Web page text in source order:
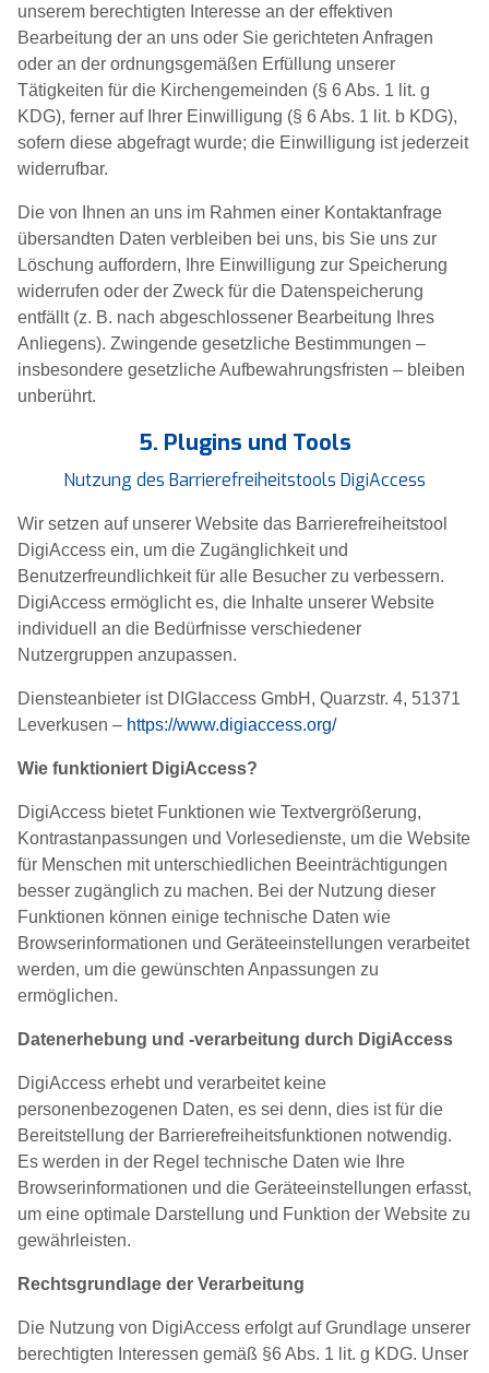
unserem berechtigten Interesse an der effektiven
Bearbeitung der an uns oder Sie gerichteten Anfragen
oder an der ordnungsgemäßen Erfüllung unserer
Tätigkeiten für die Kirchengemeinden (§ 6 Abs. 1 lit. g
KDG), ferner auf Ihrer Einwilligung (§ 6 Abs. 1 lit. b KDG),
sofern diese abgefragt wurde; die Einwilligung ist jederzeit
widerrufbar.
Die von Ihnen an uns im Rahmen einer Kontaktanfrage
übersandten Daten verbleiben bei uns, bis Sie uns zur
Löschung auffordern, Ihre Einwilligung zur Speicherung
widerrufen oder der Zweck für die Datenspeicherung
entfällt (z. B. nach abgeschlossener Bearbeitung Ihres
Anliegens). Zwingende gesetzliche Bestimmungen –
insbesondere gesetzliche Aufbewahrungsfristen – bleiben
unberührt.
5. Plugins und Tools
Nutzung des Barrierefreiheitstools DigiAccess
Wir setzen auf unserer Website das Barrierefreiheitstool
DigiAccess ein, um die Zugänglichkeit und
Benutzerfreundlichkeit für alle Besucher zu verbessern.
DigiAccess ermöglicht es, die Inhalte unserer Website
individuell an die Bedürfnisse verschiedener
Nutzergruppen anzupassen.
Diensteanbieter ist DIGIaccess GmbH, Quarzstr. 4, 51371
Leverkusen – https://www.digiaccess.org/
Wie funktioniert DigiAccess?
DigiAccess bietet Funktionen wie Textvergrößerung,
Kontrastanpassungen und Vorlesedienste, um die Website
für Menschen mit unterschiedlichen Beeinträchtigungen
besser zugänglich zu machen. Bei der Nutzung dieser
Funktionen können einige technische Daten wie
Browserinformationen und Geräteeinstellungen verarbeitet
werden, um die gewünschten Anpassungen zu
ermöglichen.
Datenerhebung und -verarbeitung durch DigiAccess
DigiAccess erhebt und verarbeitet keine
personenbezogenen Daten, es sei denn, dies ist für die
Bereitstellung der Barrierefreiheitsfunktionen notwendig.
Es werden in der Regel technische Daten wie Ihre
Browserinformationen und die Geräteeinstellungen erfasst,
um eine optimale Darstellung und Funktion der Website zu
gewährleisten.
Rechtsgrundlage der Verarbeitung
Die Nutzung von DigiAccess erfolgt auf Grundlage unserer
berechtigten Interessen gemäß §6 Abs. 1 lit. g KDG. Unser